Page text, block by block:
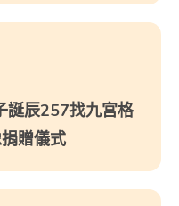
誕辰257找九宮格
贈儀式